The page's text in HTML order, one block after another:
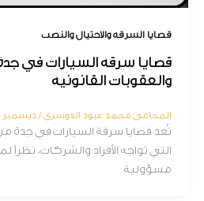
قضايا السرقة والاحتيال والنصب
قضايا سرقة السيارات في جدة:
والعقوبات القانونية
المحامي محمد عبود الدوسري / ديسمبر 21, 2025
تُعد قضايا سرقة السيارات في جدة من
التي تواجه الأفراد والشركات، نظراً
مسؤولية